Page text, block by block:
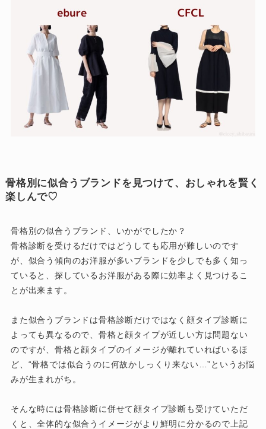
骨格別に似合うブランドを見つけて、おしゃれを賢く
楽しんで♡
骨格別の似合うブランド、いかがでしたか？
骨格診断を受けるだけではどうしても応用が難しいのです
が、似合う傾向のお洋服が多いブランドを少しでも多く知っ
ていると、探しているお洋服がある際に効率よく見つけるこ
とが出来ます。
また似合うブランドは骨格診断だけではなく顔タイプ診断に
よっても異なるので、骨格と顔タイプが近しい方は問題ない
のですが、骨格と顔タイプのイメージが離れていればいるほ
ど、“骨格では似合うのに何故かしっくり来ない…”というお悩
みが生まれがち。
そんな時には骨格診断に併せて顔タイプ診断も受けていただ
くと、全体的な似合うイメージがより鮮明に分かるので上記